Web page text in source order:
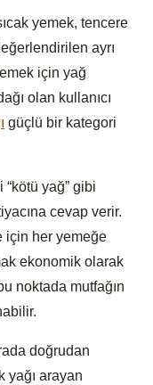
yemek, tencere
ayrı
için yağ
olan kullanıcı
güçlü bir kategori
yağ” gibi
cevap verir.
için her yemeğe
ekonomik olarak
noktada mutfağın
doğrudan
yağı arayan